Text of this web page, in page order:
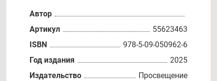
Автор
Артикул
55623463
ISBN
978-5-09-050962-6
Год издания
2025
Издательство
Просвещение